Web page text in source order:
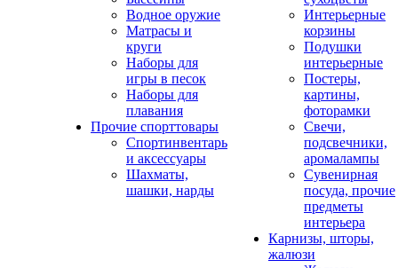
Водное оружие
Матрасы и
круги
Наборы для
игры в песок
Наборы для
плавания
Прочие спорттовары
Спортинвентарь
и аксессуары
Шахматы,
шашки, нарды
Интерьерные
корзины
Подушки
интерьерные
Постеры,
картины,
фоторамки
Свечи,
подсвечники,
аромалампы
Сувенирная
посуда, прочие
предметы
интерьера
Карнизы, шторы,
жалюзи